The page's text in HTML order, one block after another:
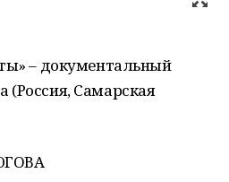
– документальный
Самарская